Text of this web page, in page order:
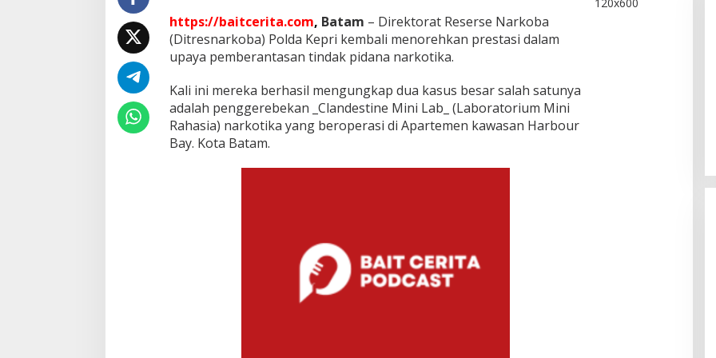
n
i
L
a
N
a
r
k
b
t
a
m
https://baitcerita.com, Batam – Direktorat Reserse Narkoba
(Ditresnarkoba) Polda Kepri kembali menorehkan prestasi dalam
upaya pemberantasan tindak pidana narkotika.
Kali ini mereka berhasil mengungkap dua kasus besar salah satunya
adalah penggerebekan _Clandestine Mini Lab_ (Laboratorium Mini
Rahasia) narkotika yang beroperasi di Apartemen kawasan Harbour
Bay. Kota Batam.
HUT Ke-1 PRI di Kepri, Ratusan
Kader Hadiri Perayaan dan
Bagikan Bansos
Di Batam, Berita, Berita Utama, Daerah,
Kepulauan Riau, Politik